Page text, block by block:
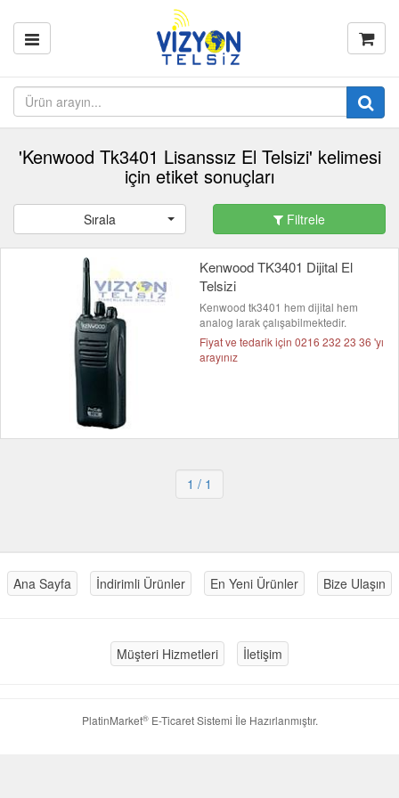
'Kenwood Tk3401 Lisanssız El Telsizi' kelimesi
için etiket sonuçları
Sırala Filtrele
Kenwood TK3401 Dijital El
Telsizi
Kenwood tk3401 hem dijital hem
analog larak çalışabilmektedir.
Fiyat ve tedarik için 0216 232 23 36 'yı
arayınız
1 / 1
Ana Sayfa İndirimli Ürünler En Yeni Ürünler Bize Ulaşın
Müşteri Hizmetleri İletişim
PlatinMarket®E-Ticaret Sistemi İle Hazırlanmıştır.